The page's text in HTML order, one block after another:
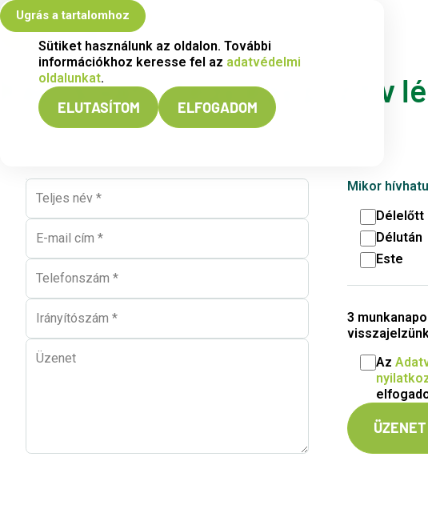
Sütiket használunk az oldalon. További
információkhoz keresse fel az adatvédelmi
oldalunkat.
ELUTASÍTOM ELFOGADOM
Ugrás a tartalomhoz
Kapcsolat – Tégy egy pozitív
Teljes név (kötelező)
E-mail cím (kötelező)
Telefonszám (kötelező)
Irányítószám (kötelező)
Üzenet
Mikor
Délelőtt
Délután
Este
3
Az